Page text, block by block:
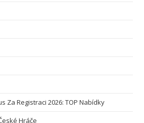
Za Registraci 2026: TOP Nabídky
Hráče